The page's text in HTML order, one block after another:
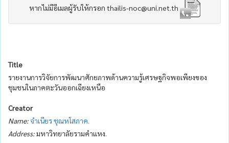
หากไม่มีอีเมลผู้รับให้กรอก thailis-noc@uni.net.th
Title
รายงานการวิจัยการพัฒนาศักยภาพด้านความรู้เศรษฐกิจพอเพียงของ
ชุมชนในภาคตะวันออกเฉียงเหนือ
Creator
Name: จำเนียร ชุณหโสภาค.
Address:มหาวิทยาลัยรามคำแหง.